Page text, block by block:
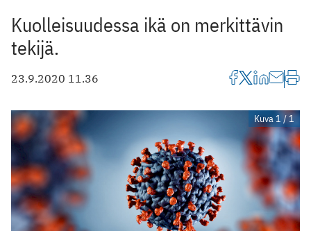
Kuolleisuudessa ikä on merkittävin
tekijä.
23.9.2020 11.36
Kuva 1 / 1